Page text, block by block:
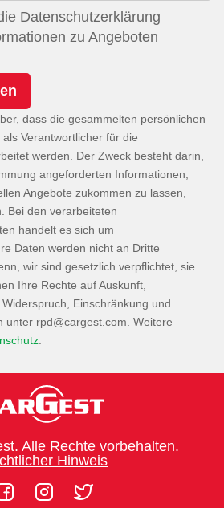
Datenschutzerklärung
zu Angeboten
dass die gesammelten persönlichen
Verantwortlicher für die
werden. Der Zweck besteht darin,
angeforderten Informationen,
Angebote zukommen zu lassen,
Bei den verarbeiteten
handelt es sich um
Daten werden nicht an Dritte
wir sind gesetzlich verpflichtet, sie
Ihre Rechte auf Auskunft,
Einschränkung und
unter
. Weitere
Alle Rechte vorbehalten.
Hinweis